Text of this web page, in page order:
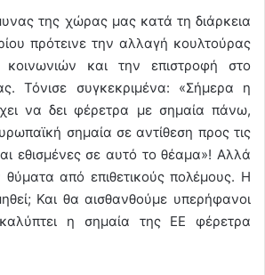
της χώρας μας κατά τη διάρκεια
πρότεινε την αλλαγή κουλτούρας
και την επιστροφή στο
Τόνισε συγκεκριμένα: «Σήμερα η
να δει φέρετρα με σημαία πάνω,
σημαία σε αντίθεση προς τις
εθισμένες σε αυτό το θέαμα»! Αλλά
από επιθετικούς πολέμους. Η
Και θα αισθανθούμε υπερήφανοι
η σημαία της ΕΕ φέρετρα